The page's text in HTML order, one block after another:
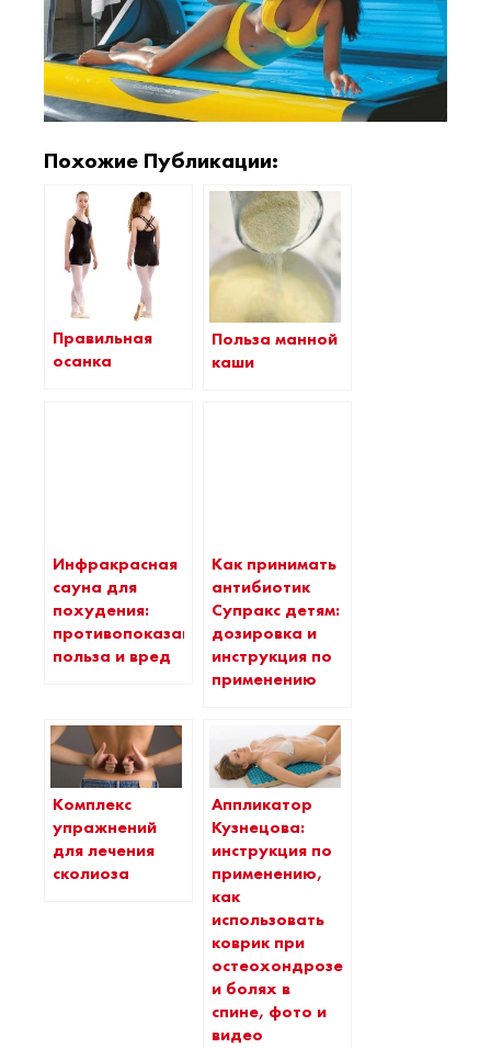
Похожие Публикации:
Правильная
осанка
Польза манной
каши
Инфракрасная
сауна для
похудения:
противопоказания,
польза и вред
Как принимать
антибиотик
Супракс детям:
дозировка и
инструкция по
применению
Комплекс
упражнений
для лечения
сколиоза
Аппликатор
Кузнецова:
инструкция по
применению,
как
использовать
коврик при
остеохондрозе
и болях в
спине, фото и
видео